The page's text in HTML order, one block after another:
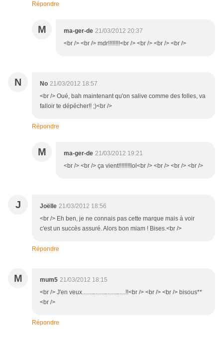
Répondre
M ma-ger-de 21/03/2012 20:37
<br /> <br /> mdr!!!!!!!!<br /> <br /> <br /> <br />
N No 21/03/2012 18:57
<br /> Oué, bah maintenant qu'on salive comme des folles, va
falloir te dépécher!! ;)<br />
Répondre
M ma-ger-de 21/03/2012 19:21
<br /> <br /> ça vient!!!!!!!!lol<br /> <br /> <br /> <br />
J Joëlle 21/03/2012 18:56
<br /> Eh ben, je ne connais pas cette marque mais à voir
c'est un succès assuré. Alors bon miam ! Bises.<br />
Répondre
M mum5 21/03/2012 18:15
<br /> J'en veux.............................!!<br /> <br /> <br /> bisous**
<br />
Répondre